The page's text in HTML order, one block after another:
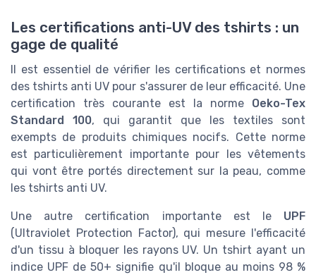
Les certifications anti-UV des tshirts : un
gage de qualité
Il est essentiel de vérifier les certifications et normes
des tshirts anti UV pour s'assurer de leur efficacité. Une
certification très courante est la norme Oeko-Tex
Standard 100, qui garantit que les textiles sont
exempts de produits chimiques nocifs. Cette norme
est particulièrement importante pour les vêtements
qui vont être portés directement sur la peau, comme
les tshirts anti UV.
Une autre certification importante est le UPF
(Ultraviolet Protection Factor), qui mesure l'efficacité
d'un tissu à bloquer les rayons UV. Un tshirt ayant un
indice UPF de 50+ signifie qu'il bloque au moins 98 %